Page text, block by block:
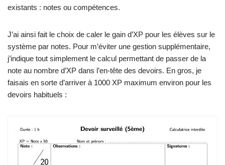
existants : notes ou compétences.
J’ai ainsi fait le choix de caler le gain d’XP pour les élèves sur le
système par notes. Pour m’éviter une gestion supplémentaire,
j’indique tout simplement le calcul permettant de passer de la
note au nombre d’XP dans l’en-tête des devoirs. En gros, je
faisais en sorte d’arriver à 1000 XP maximum environ pour les
devoirs habituels :